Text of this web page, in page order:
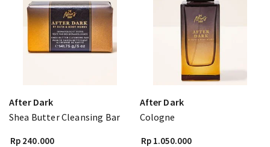
After Dark
Shea Butter Cleansing Bar
Rp 240.000
After Dark
Cologne
Rp 1.050.000